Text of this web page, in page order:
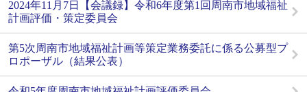
2024年11月7日【会議録】令和6年度第1回周南市地域福祉
計画評価・策定委員会
第5次周南市地域福祉計画等策定業務委託に係る公募型プ
ロポーザル（結果公表）